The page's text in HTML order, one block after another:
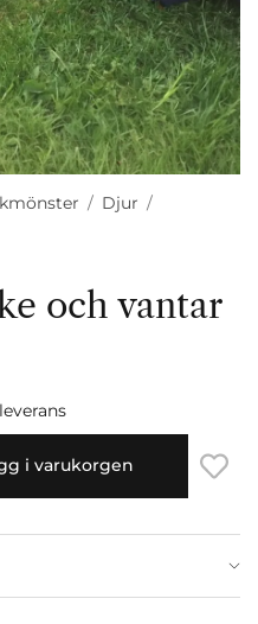
/ Djur /
och vantar
i varukorgen